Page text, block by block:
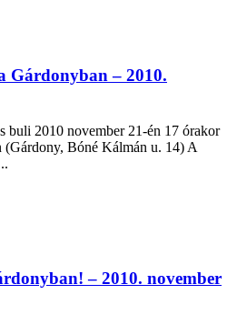
Gárdonyban – 2010.
buli 2010 november 21-én 17 órakor
(Gárdony, Bóné Kálmán u. 14) A
– 2010. november